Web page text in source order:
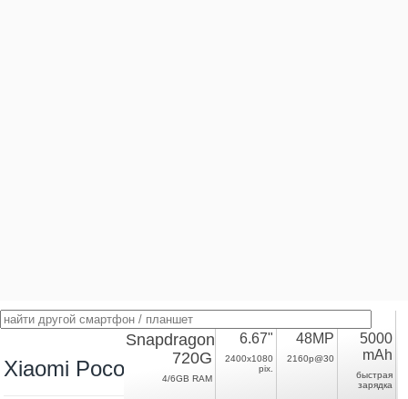
Xiaomi Poco M2 Pro
Snapdragon
720G
4/6GB RAM
6.67"
2400x1080
pix.
48MP
2160p@30
5000
mAh
быстрая
зарядка